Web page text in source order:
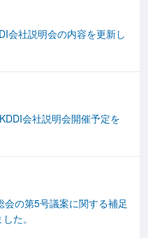
会社説明会の内容を更新し
会社説明会開催予定を
会の第5号議案に関する補足
た。